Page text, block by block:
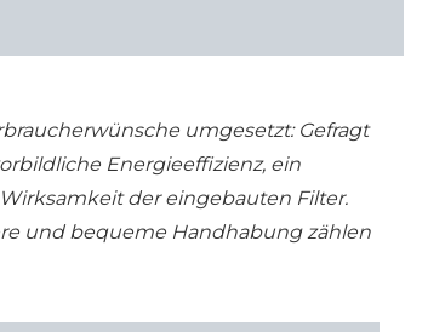
umgesetzt: Gefragt
Energieeffizienz, ein
der eingebauten Filter.
und bequeme Handhabung zählen